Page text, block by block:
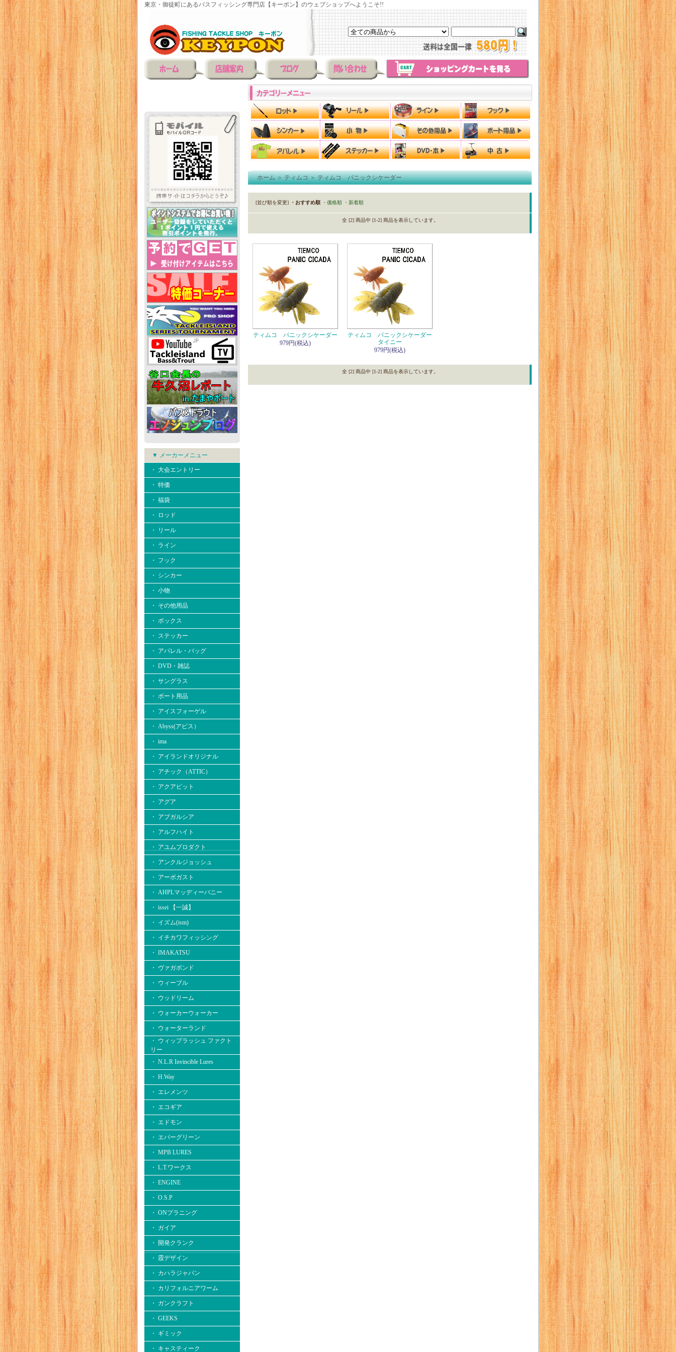
東京・御徒町にあるバスフィッシング専門店【キーポン】のウェブショップへようこそ!!
▼ メーカーメニュー
・ 大会エントリー
・ 特価
・ 福袋
・ ロッド
・ リール
・ ライン
・ フック
・ シンカー
・ 小物
・ その他用品
・ ボックス
・ ステッカー
・ アパレル・バッグ
・ DVD・雑誌
・ サングラス
・ ボート用品
・ アイスフォーゲル
・ Abyss(アビス）
・ ima
・ アイランドオリジナル
・ アチック（ATTIC）
・ アクアビット
・ アグア
・ アブガルシア
・ アルフハイト
・ アユムプロダクト
・ アンクルジョッシュ
・ アーボガスト
・ AHPLマッディーバニー
・ issei 【一誠】
・ イズム(ism)
・ イチカワフィッシング
・ IMAKATSU
・ ヴァガボンド
・ ウィーブル
・ ウッドリーム
・ ウォーカーウォーカー
・ ウォーターランド
・ ウィップラッシュ ファクト
リー
・ N.L.R Invincible Lures
・ H.Way
・ エレメンツ
・ エコギア
・ エドモン
・ エバーグリーン
・ MPB LURES
・ L.T.ワークス
・ ENGINE
・ O.S.P
・ ONプラニング
・ ガイア
・ 開発クランク
・ 霞デザイン
・ カハラジャパン
・ カリフォルニアワーム
・ ガンクラフト
・ GEEKS
・ ギミック
・ キャスティーク
ホーム＞ティムコ＞ティムコ パニックシケーダー
[並び順を変更] ・おすすめ順 ・価格順 ・新着順
全 [2] 商品中 [1-2] 商品を表示しています。
ティムコ パニックシケーダー
979円(税込)
ティムコ パニックシケーダー
タイニー
979円(税込)
全 [2] 商品中 [1-2] 商品を表示しています。